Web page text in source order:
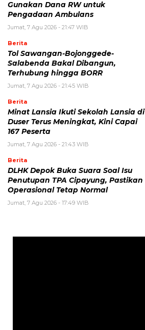
Gunakan Dana RW untuk
Pengadaan Ambulans
Jumat, 7 Agu 2026 - 21:47 WIB
Berita
Tol Sawangan-Bojonggede-
Salabenda Bakal Dibangun,
Terhubung hingga BORR
Jumat, 7 Agu 2026 - 21:45 WIB
Berita
Minat Lansia Ikuti Sekolah Lansia di
Duser Terus Meningkat, Kini Capai
167 Peserta
Jumat, 7 Agu 2026 - 21:43 WIB
Berita
DLHK Depok Buka Suara Soal Isu
Penutupan TPA Cipayung, Pastikan
Operasional Tetap Normal
Jumat, 7 Agu 2026 - 17:49 WIB